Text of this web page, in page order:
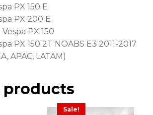
PX 150 E
PX 200 E
Vespa PX 150
PX 150 2T NOABS E3 2011-2017
APAC, LATAM)
products
Sale!